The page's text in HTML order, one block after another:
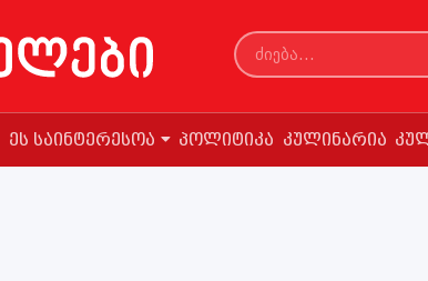
ეს საინტერესოა პოლიტიკა კულინარია